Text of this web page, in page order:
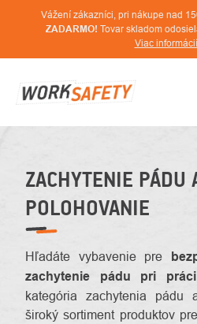
Vážení zákazníci, pri nákupe nad
ZADARMO! Tovar skladom
Viac
ZACHYTENIE PÁDU
POLOHOVANIE
Hľadáte vybavenie pre
zachytenie pádu pri
kategória zachytenia pádu
široký sortiment produktov